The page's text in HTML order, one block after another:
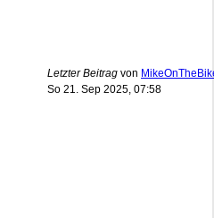
Letzter Beitrag von
So 21. Sep 2025, 07:58